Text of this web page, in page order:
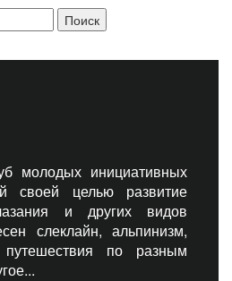
молодых инициативных
своей целью развитие
и других видов
слеклайн, альпинизм,
по разным